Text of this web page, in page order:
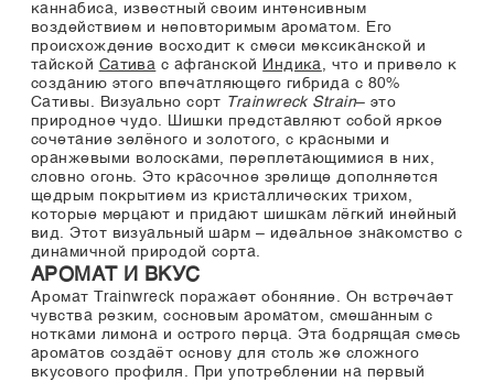
каннабиса, известный своим интенсивным
воздействием и неповторимым ароматом. Его
происхождение восходит к смеси мексиканской и
тайской Cатива с афганской Индика, что и привело к
созданию этого впечатляющего гибрида с 80%
Сативы. Визуально сорт Trainwreck Strain– это
природное чудо. Шишки представляют собой яркое
сочетание зелёного и золотого, с красными и
оранжевыми волосками, переплетающимися в них,
словно огонь. Это красочное зрелище дополняется
щедрым покрытием из кристаллических трихом,
которые мерцают и придают шишкам лёгкий инейный
вид. Этот визуальный шарм – идеальное знакомство с
динамичной природой сорта.
АРОМАТ И ВКУС
Аромат Trainwreck поражает обоняние. Он встречает
чувства резким, сосновым ароматом, смешанным с
нотками лимона и острого перца. Эта бодрящая смесь
ароматов создаёт основу для столь же сложного
вкусового профиля. При употреблении на первый